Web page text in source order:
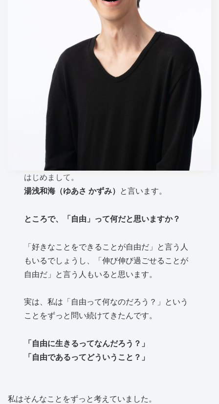
はじめまして。
湯浅和海（ゆあさ かずみ）
と言います。
ところで、「自由」って何だと思いますか？
「好きなことをできることが自由だ」と言う人
もいるでしょうし、「伸び伸び過ごせることが
自由だ」と言う人もいると思います。
実は、私は「自由って何なのだろう？」という
ことをずっと問い続けてきたんです。
「自由に生きるってなんだろう？」
「自由であるってどういうこと？」
私はそんなことをずっと考えていました。